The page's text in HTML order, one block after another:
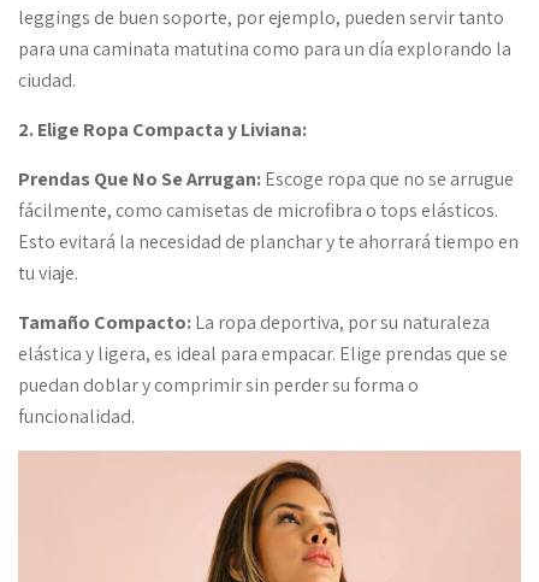
leggings de buen soporte, por ejemplo, pueden servir tanto
para una caminata matutina como para un día explorando la
ciudad.
2. Elige Ropa Compacta y Liviana:
Prendas Que No Se Arrugan:Escoge ropa que no se arrugue
fácilmente, como camisetas de microfibra o tops elásticos.
Esto evitará la necesidad de planchar y te ahorrará tiempo en
tu viaje.
Tamaño Compacto:La ropa deportiva, por su naturaleza
elástica y ligera, es ideal para empacar. Elige prendas que se
puedan doblar y comprimir sin perder su forma o
funcionalidad.